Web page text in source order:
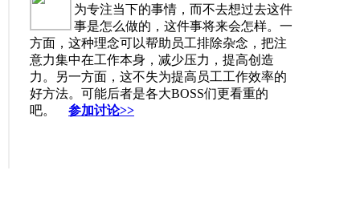
为专注当下的事情，而不去想过去这件
事是怎么做的，这件事将来会怎样。一
方面，这种理念可以帮助员工排除杂念，把注
意力集中在工作本身，减少压力，提高创造
力。另一方面，这不失为提高员工工作效率的
好方法。可能后者是各大BOSS们更看重的
吧。 参加讨论>>